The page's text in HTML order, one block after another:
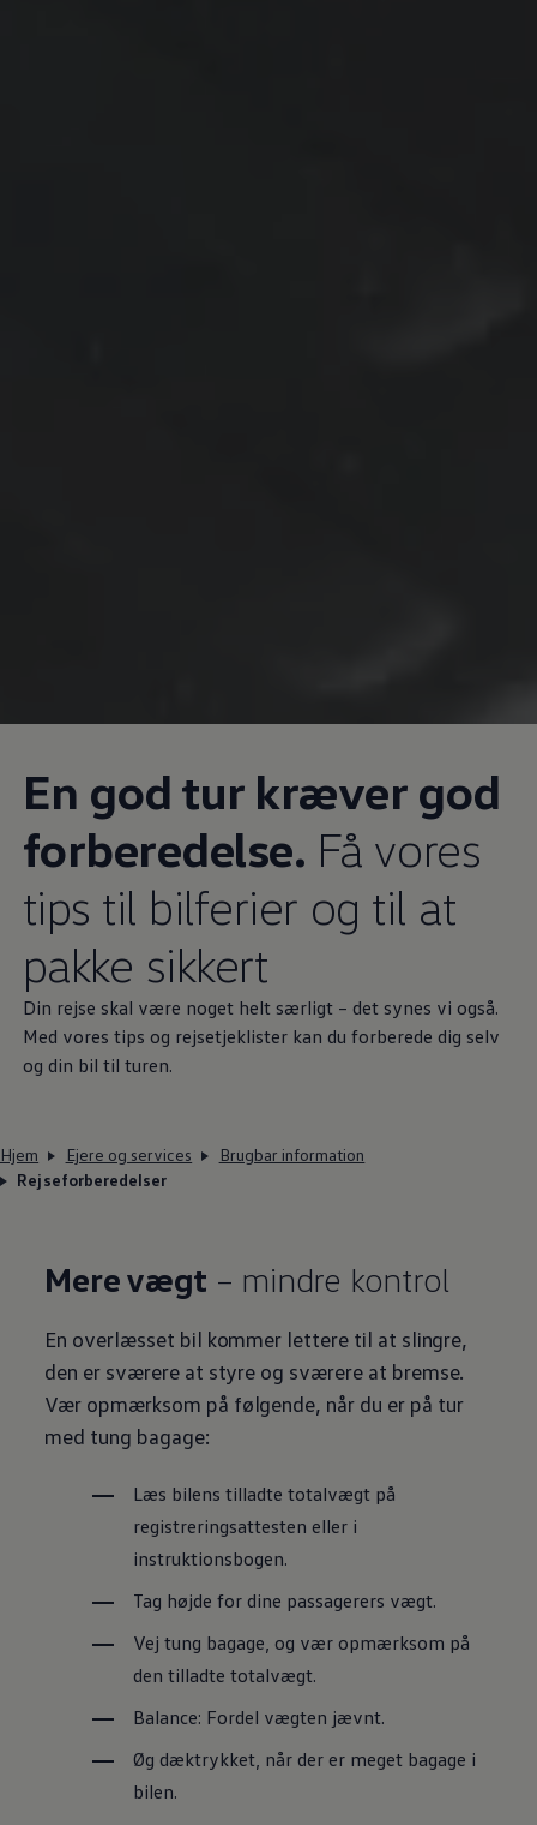
En god tur kræver god
forberedelse. Få vores
tips til bilferier og til at
pakke sikkert
Din rejse skal være noget helt særligt – det synes vi også.
Med vores tips og rejsetjeklister kan du forberede dig selv
og din bil til turen.
Hjem Ejere og services
Brugbar information
Rejseforberedelser
Mere vægt – mindre kontrol
En overlæsset bil kommer lettere til at slingre,
den er sværere at styre og sværere at bremse.
Vær opmærksom på følgende, når du er på tur
med tung bagage:
Læs bilens tilladte totalvægt på
registreringsattesten eller i
instruktionsbogen.
Tag højde for dine passagerers vægt.
Vej tung bagage, og vær opmærksom på
den tilladte totalvægt.
Balance: Fordel vægten jævnt.
Øg dæktrykket, når der er meget bagage i
bilen.